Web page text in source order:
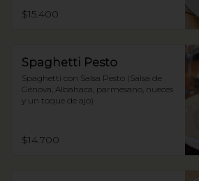
$15.400
Spaghetti Pesto
Spaghetti con Salsa Pesto (Salsa de
Génova, Albahaca, parmesano, nueces
y un toque de ajo)
$14.700